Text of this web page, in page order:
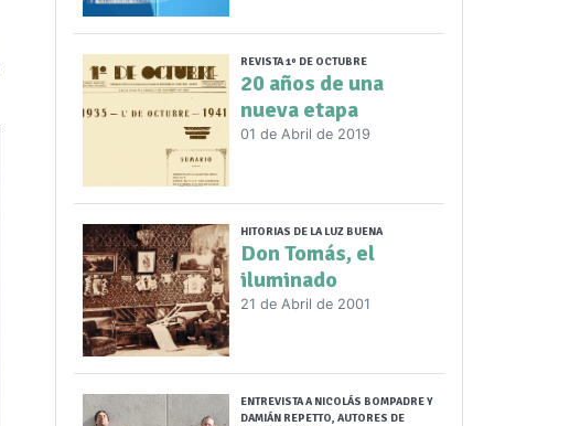
REVISTA 1º DE OCTUBRE
20 años de una
nueva etapa
01 de Abril de 2019
HITORIAS DE LA LUZ BUENA
Don Tomás, el
iluminado
21 de Abril de 2001
ENTREVISTA A NICOLÁS BOMPADRE Y
DAMIÁN REPETTO, AUTORES DE